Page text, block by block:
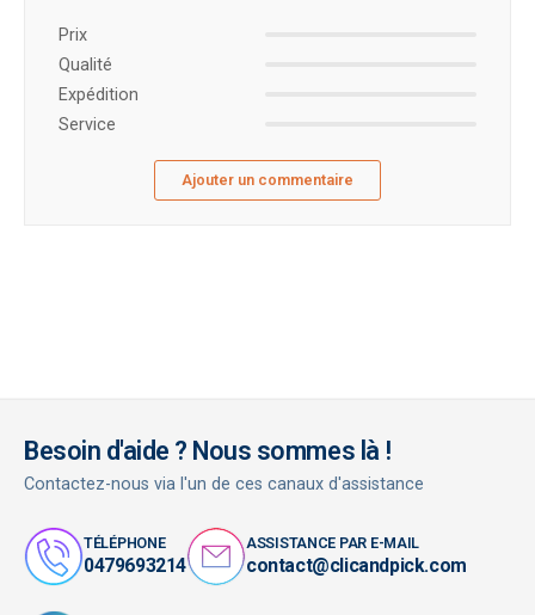
Prix ​​
Qualité
Expédition
Service
Ajouter un commentaire
Besoin d'aide ? Nous sommes là !
Contactez-nous via l'un de ces canaux d'assistance
TÉLÉPHONE
0479693214
ASSISTANCE PAR E-MAIL
contact@clicandpick.com